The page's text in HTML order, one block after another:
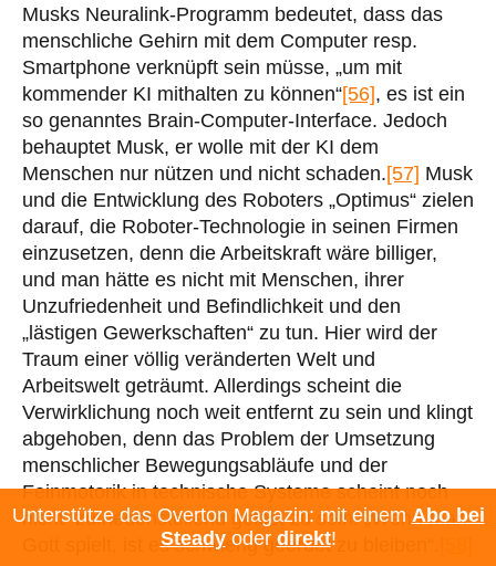
Musks Neuralink-Programm bedeutet, dass das
menschliche Gehirn mit dem Computer resp.
Smartphone verknüpft sein müsse, „um mit
kommender KI mithalten zu können“[56], es ist ein
so genanntes Brain-Computer-Interface. Jedoch
behauptet Musk, er wolle mit der KI dem
Menschen nur nützen und nicht schaden.[57] Musk
und die Entwicklung des Roboters „Optimus“ zielen
darauf, die Roboter-Technologie in seinen Firmen
einzusetzen, denn die Arbeitskraft wäre billiger,
und man hätte es nicht mit Menschen, ihrer
Unzufriedenheit und Befindlichkeit und den
„lästigen Gewerkschaften“ zu tun. Hier wird der
Traum einer völlig veränderten Welt und
Arbeitswelt geträumt. Allerdings scheint die
Verwirklichung noch weit entfernt zu sein und klingt
abgehoben, denn das Problem der Umsetzung
menschlicher Bewegungsabläufe und der
Feinmotorik in technische Systeme scheint noch
nicht zufriedenstellend gelöst zu sein. „Wenn man
Gott spielt, ist es schwierig geerdet zu bleiben“.
Unterstütze das Overton Magazin: mit einem Abo bei
Steadyoder direkt!